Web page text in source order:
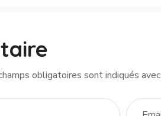
obligatoires sont indiqués avec